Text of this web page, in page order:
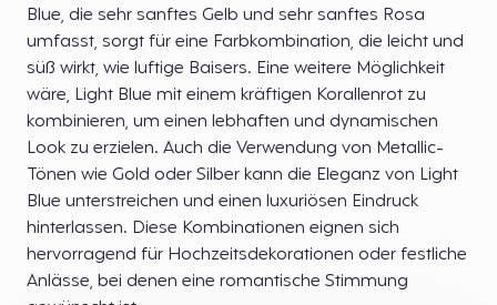
Blue, die sehr sanftes Gelb und sehr sanftes Rosa
umfasst, sorgt für eine Farbkombination, die leicht und
süß wirkt, wie luftige Baisers. Eine weitere Möglichkeit
wäre, Light Blue mit einem kräftigen Korallenrot zu
kombinieren, um einen lebhaften und dynamischen
Look zu erzielen. Auch die Verwendung von Metallic-
Tönen wie Gold oder Silber kann die Eleganz von Light
Blue unterstreichen und einen luxuriösen Eindruck
hinterlassen. Diese Kombinationen eignen sich
hervorragend für Hochzeitsdekorationen oder festliche
Anlässe, bei denen eine romantische Stimmung